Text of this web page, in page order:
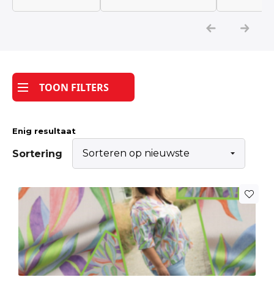
Katoen
Tijdpakker stof
TOON FILTERS
Enig resultaat
Sortering